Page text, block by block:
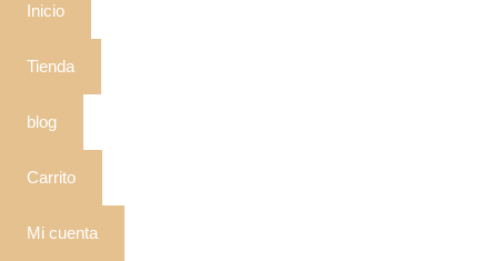
Inicio
Tienda
blog
Carrito
Mi cuenta